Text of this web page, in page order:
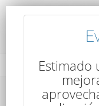
Rendimiento
Estimado